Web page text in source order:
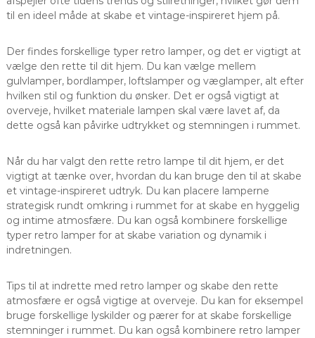
til en ideel måde at skabe et vintage-inspireret hjem på.
Der findes forskellige typer retro lamper, og det er vigtigt at
vælge den rette til dit hjem. Du kan vælge mellem
gulvlamper, bordlamper, loftslamper og væglamper, alt efter
hvilken stil og funktion du ønsker. Det er også vigtigt at
overveje, hvilket materiale lampen skal være lavet af, da
dette også kan påvirke udtrykket og stemningen i rummet.
Når du har valgt den rette retro lampe til dit hjem, er det
vigtigt at tænke over, hvordan du kan bruge den til at skabe
et vintage-inspireret udtryk. Du kan placere lamperne
strategisk rundt omkring i rummet for at skabe en hyggelig
og intime atmosfære. Du kan også kombinere forskellige
typer retro lamper for at skabe variation og dynamik i
indretningen.
Tips til at indrette med retro lamper og skabe den rette
atmosfære er også vigtige at overveje. Du kan for eksempel
bruge forskellige lyskilder og pærer for at skabe forskellige
stemninger i rummet. Du kan også kombinere retro lamper